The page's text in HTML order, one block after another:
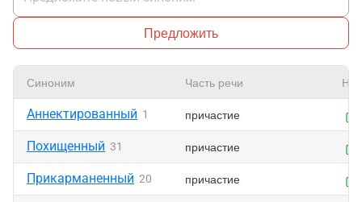
Предложить
Синоним Часть речи
Аннектированный 1 причастие
Похищенный 31 причастие
Прикарманенный 20 причастие